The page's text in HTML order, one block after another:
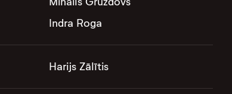
Indra Roga
Harijs Zālītis